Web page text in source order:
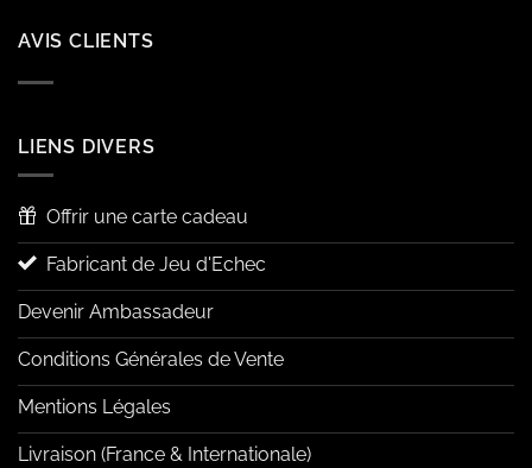
AVIS CLIENTS
LIENS DIVERS
Offrir une carte cadeau
Fabricant de Jeu d'Echec
Devenir Ambassadeur
Conditions Générales de Vente
Mentions Légales
Livraison (France & Internationale)